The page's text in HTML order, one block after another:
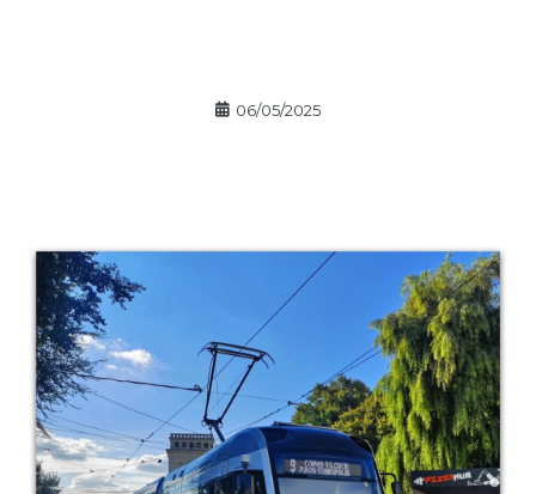
06/05/2025